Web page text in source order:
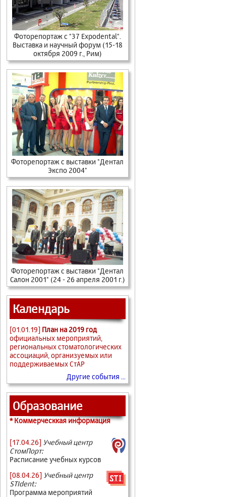
Фоторепортаж c "37 Expodental".
Выставка и научный форум (15-18
октября 2009 г., Рим)
Фоторепортаж с выставки "Дентал
Экспо 2004"
Фоторепортаж с выставки "Дентал
Салон 2001" (24 - 26 апреля 2001 г.)
Календарь
[01.01.19] План на 2019 год
официальных мероприятий,
региональных стоматологических
ассоциаций, организуемых или
поддерживаемых СтАР
Другие события ...
Образование
* Коммерческкая информация
[17.04.26] Учебный центр
СтомПорт:
Расписание учебных курсов
[08.04.26] Учебный центр
STIdent:
Программа мероприятий